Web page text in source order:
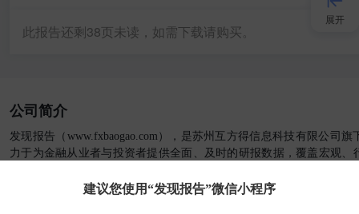
此报告还剩38页未读，如需下载请购买。
公司简介
发现报告（www.fxbaogao.com），是苏州互方得信息科技有限公司
力于为金融从业者与投资者提供全面、及时的研报数据，覆盖宏观、
了解更多关于发现报告 >
建议您使用“发现报告”微信小程序
展开
APP